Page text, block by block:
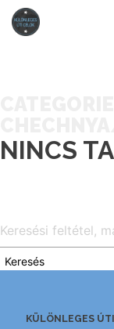
NINCS
Keresés
KÜLÖNLEGES